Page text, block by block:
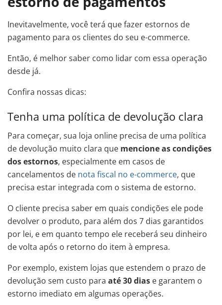
Inevitavelmente, você terá que fazer estornos de
pagamento para os clientes do seu e-commerce.
Então, é melhor saber como lidar com essa operação
desde já.
Confira nossas dicas:
Tenha uma política de devolução clara
Para começar, sua loja online precisa de uma política
de devolução muito clara que mencione as condições
dos estornos, especialmente em casos de
cancelamentos de nota fiscal no e-commerce, que
precisa estar integrada com o sistema de estorno.
O cliente precisa saber em quais condições ele pode
devolver o produto, para além dos 7 dias garantidos
por lei, e em quanto tempo ele receberá seu dinheiro
de volta após o retorno do item à empresa.
Por exemplo, existem lojas que estendem o prazo de
devolução sem custo para até 30 dias e garantem o
estorno imediato em algumas operações.